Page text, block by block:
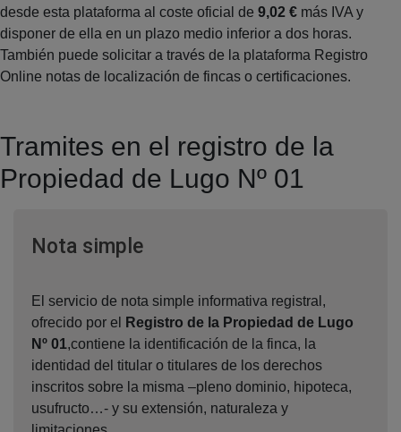
desde esta plataforma al coste oficial de 9,02 € más IVA y
disponer de ella en un plazo medio inferior a dos horas.
También puede solicitar a través de la plataforma Registro
Online notas de localización de fincas o certificaciones.
Tramites en el registro de la
Propiedad de Lugo Nº 01
Nota simpleVentana nueva
El servicio de nota simple informativa registral,
ofrecido por el
Registro de la Propiedad de Lugo
Nº 01,contiene la identificación de la finca, la
identidad del titular o titulares de los derechos
inscritos sobre la misma –pleno dominio, hipoteca,
usufructo…- y su extensión, naturaleza y